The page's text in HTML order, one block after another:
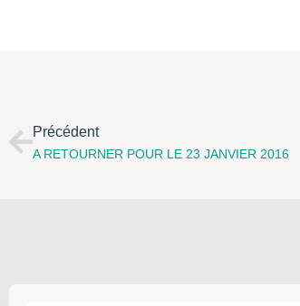
Précédent
A RETOURNER POUR LE 23 JANVIER 2016